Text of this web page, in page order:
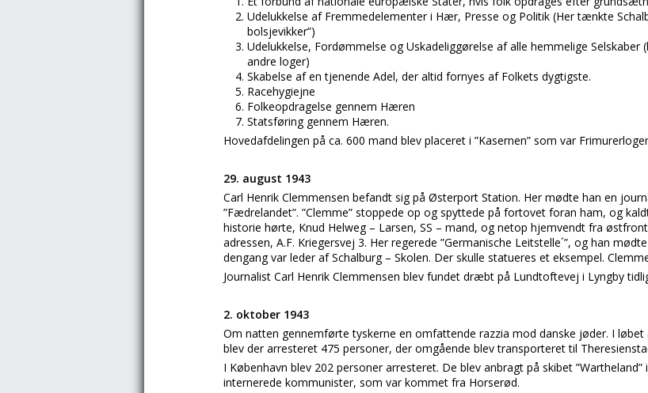
Udelukkelse af Fremmedelementer i Hær, Presse og Politik (Her tænkte
bolsjevikker”)
Udelukkelse, Fordømmelse og Uskadeliggørelse af alle hemmelige
andre loger)
Skabelse af en tjenende Adel, der altid fornyes af Folkets dygtigste.
Racehygiejne
Folkeopdragelse gennem Hæren
Statsføring gennem Hæren.
Hovedafdelingen på ca. 600 mand blev placeret i ”Kasernen” som var
29. august 1943
Carl Henrik Clemmensen befandt sig på Østerport Station. Her mødte han en
”Fædrelandet”. ”Clemme” stoppede op og spyttede på fortovet foran ham, og
historie hørte, Knud Helweg – Larsen, SS – mand, og netop hjemvendt fra
adressen, A.F. Kriegersvej 3. Her regerede ”Germanische Leitstelle´”, og han
dengang var leder af Schalburg – Skolen. Der skulle statueres et eksempel.
Journalist Carl Henrik Clemmensen blev fundet dræbt på Lundtoftevej i Lyngby
2. oktober 1943
Om natten gennemførte tyskerne en omfattende razzia mod danske jøder. I
blev der arresteret 475 personer, der omgående blev transporteret til
I København blev 202 personer arresteret. De blev anbragt på skibet
internerede kommunister, som var kommet fra Horserød.